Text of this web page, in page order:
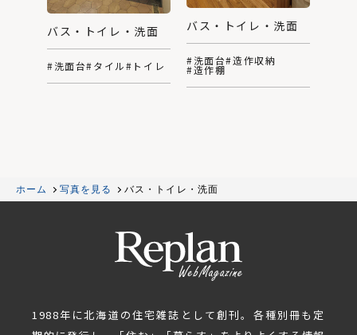
バス・トイレ・洗面
#洗面台#造作収納
#造作棚
バス・トイレ・洗面
#洗面台#タイル#トイレ
ホーム 写真を見る バス・トイレ・洗面
1988年に北海道の住宅雑誌として創刊。各種別冊も定